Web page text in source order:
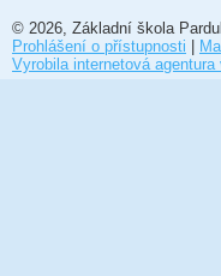
© 2026, Základní škola
Prohlášení o přístupnosti |
Vyrobila internetová agentura